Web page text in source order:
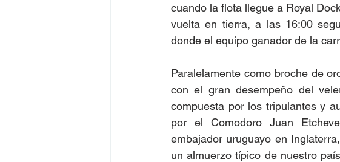
cuando la flota llegue a Royal
vuelta en tierra, a las 16:00
donde el equipo ganador de la
Paralelamente como broche de
con el gran desempeño del
compuesta por los tripulantes y
por el Comodoro Juan
embajador uruguayo en
un almuerzo típico de nuestro